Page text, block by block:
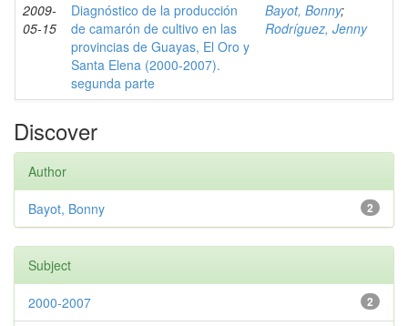
2009-
05-15
Diagnóstico de la producción
de camarón de cultivo en las
provincias de Guayas, El Oro y
Santa Elena (2000-2007).
segunda parte
Bayot, Bonny;
Rodríguez, Jenny
Discover
Author
2
Bayot, Bonny
Subject
2
2000-2007